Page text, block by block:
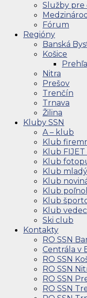
Služby pre
Fórum
Regióny
Banská
Košice
Nitra
Prešov
Trenčín
Trnava
Žilina
Kluby SSN
A – klub
Klub
Klub FIJET
Klub
Klub
Klub
Klub
Klub
Klub
Ski club
Kontakty
RO SSN
Centrála v
RO SSN
RO SSN
RO SSN
RO SSN